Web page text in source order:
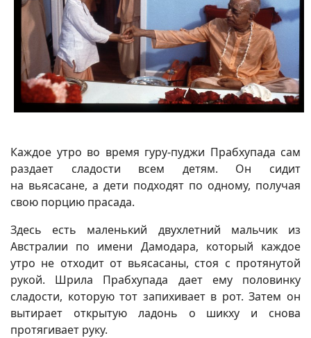
Каждое утро во время гуру-пуджи Прабхупада сам
раздает сладости всем детям. Он сидит
на вьясасане, а дети подходят по одному, получая
свою порцию прасада.
Здесь есть маленький двухлетний мальчик из
Австралии по имени Дамодара, который каждое
утро не отходит от вьясасаны, стоя с протянутой
рукой. Шрила Прабхупада дает ему половинку
сладости, которую тот запихивает в рот. Затем он
вытирает открытую ладонь о шикху и снова
протягивает руку.